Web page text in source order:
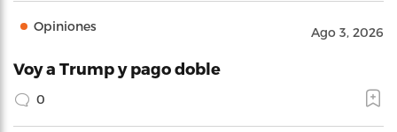
Opiniones Ago 3, 2026
Voy a Trump y pago doble
0